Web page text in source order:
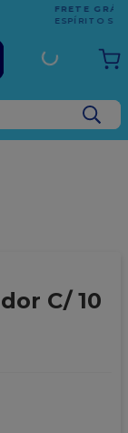
PARA O
C/ 10